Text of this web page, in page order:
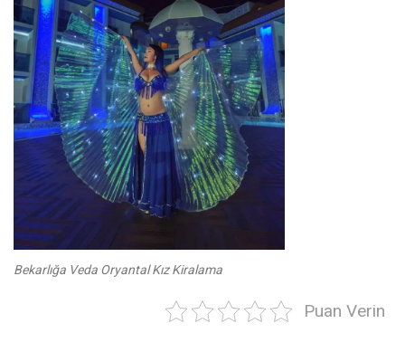
Bekarlığa Veda Oryantal Kız Kiralama
Puan Verin